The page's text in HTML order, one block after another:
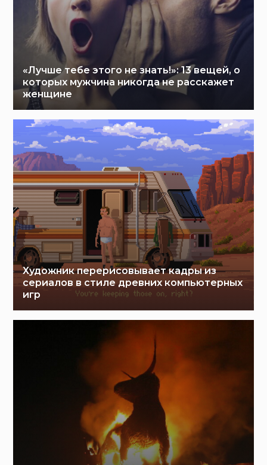
«Лучше тебе этого не знать!»: 13 вещей, о
которых мужчина никогда не расскажет
женщине
Художник перерисовывает кадры из
сериалов в стиле древних компьютерных
игр